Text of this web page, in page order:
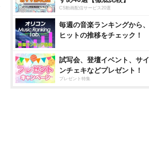
CS動画配信サービス20選
毎週の音楽ランキングから、
ヒットの推移をチェック！
試写会、登壇イベント、サイ
ンチェキなどプレゼント！
プレゼント特集